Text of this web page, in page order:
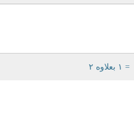
= ۱ بعلاوه ۲